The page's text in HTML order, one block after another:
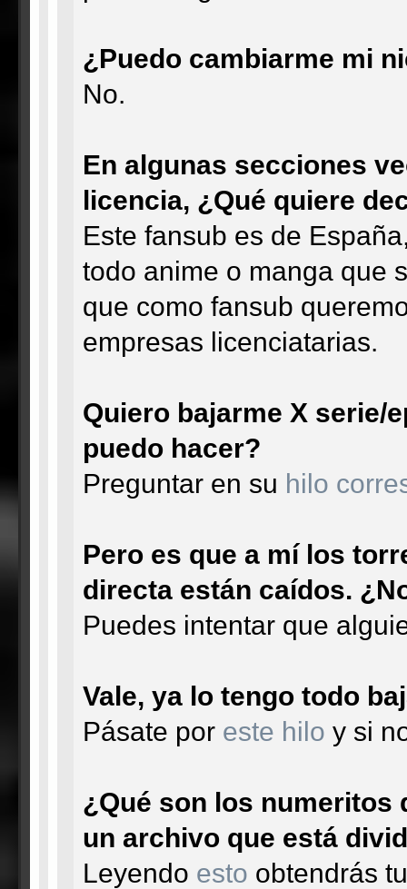
¿Puedo cambiarme mi
No.
En algunas secciones
licencia, ¿Qué quiere
Este fansub es de
todo anime o manga que
que como fansub
empresas licenciatarias.
Quiero bajarme X serie/
puedo hacer?
Preguntar en su hilo
Pero es que a mí los
directa están caídos.
Puedes intentar que
Vale, ya lo tengo todo
Pásate por este hilo y si
¿Qué son los numeritos
un archivo que está
Leyendo esto obtendrás